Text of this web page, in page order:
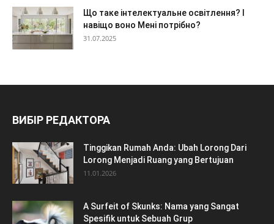
Що таке інтелектуальне освітлення? І
навіщо воно Мені потрібно?
31.07.2025
ВИБІР РЕДАКТОРА
Tinggikan Rumah Anda: Ubah Lorong Dari
Lorong Menjadi Ruang yang Bertujuan
11.01.2026
A Surfeit of Skunks: Nama yang Sangat
Spesifik untuk Sebuah Grup